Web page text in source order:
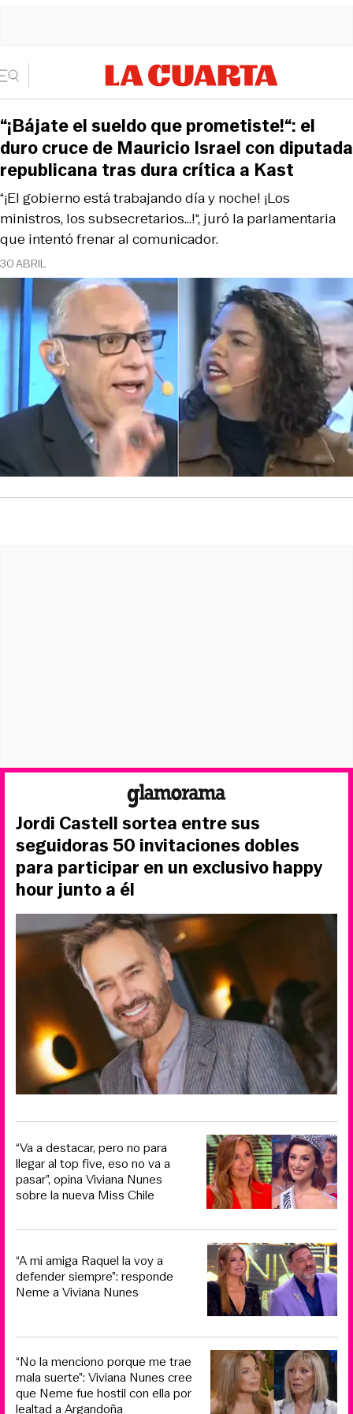
30 ABRIL
“¡El gobierno está trabajando día y noche! ¡Los
ministros, los subsecretarios...!“, juró la parlamentaria
que intentó frenar al comunicador.
“¡Bájate el sueldo que prometiste!“: el
duro cruce de Mauricio Israel con diputada
republicana tras dura crítica a Kast
Jordi Castell sortea entre sus
seguidoras 50 invitaciones dobles
para participar en un exclusivo happy
hour junto a él
“Va a destacar, pero no para
llegar al top five, eso no va a
pasar”, opina Viviana Nunes
sobre la nueva Miss Chile
“A mi amiga Raquel la voy a
defender siempre”: responde
Neme a Viviana Nunes
“No la menciono porque me trae
mala suerte”: Viviana Nunes cree
que Neme fue hostil con ella por
lealtad a Argandoña